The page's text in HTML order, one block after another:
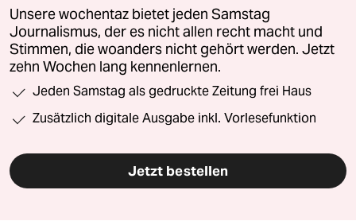
Unsere wochentaz bietet jeden Samstag
Journalismus, der es nicht allen recht macht und
Stimmen, die woanders nicht gehört werden. Jetzt
zehn Wochen lang kennenlernen.
Jeden Samstag als gedruckte Zeitung frei Haus
Zusätzlich digitale Ausgabe inkl. Vorlesefunktion
Jetzt bestellen